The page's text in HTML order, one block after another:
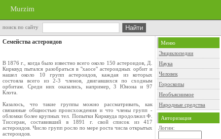
Murzim
поиск по сайту
Семейства астероидов
В 1876 г., когда было известно всего около 150 астероидов, Д.
Кирквуд пытался разобраться в "хаосе" астероидных орбит и
нашел около 10 групп астероидов, каждая из которых
состояла всего из 2-3 членов, двигавшихся по сходным
орбитам. Среди них оказались, например, 3 Юнона и 97
Клота.
Казалось, что такие группы можно рассматривать, как
связанные общностью происхождения и что члены групп -
обломки более крупных тел. Попытки Кирквуда продолжил Ф.
Тиссеран, составивший в 1891 г. свой список из 417
астероидов. Число групп росло по мере роста числа открытых
астероидов.
Меню
Энциклопедии
Наука
Человек
Гороскопы
Необъяснимое
Народные средства
Авторизация
Логин: